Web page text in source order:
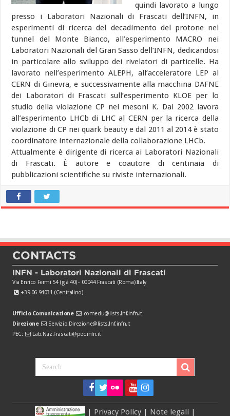
quindi lavorato a lungo
presso i Laboratori Nazionali di Frascati dell’INFN, in
esperimenti di ricerca del decadimento del protone nel
tunnel del Monte Bianco, all’esperimento MACRO nei
Laboratori Nazionali del Gran Sasso dell’INFN, dedicandosi
in particolare allo sviluppo dei rivelatori di particelle. Ha
lavorato nell’esperimento ALEPH, all’acceleratore LEP al
CERN di Ginevra, e successivamente alla macchina DAFNE
dei Laboratori di Frascati sull’esperimento KLOE per lo
studio della violazione CP nei mesoni K. Dal 2002 lavora
all’esperimento LHCb di LHC al CERN per la ricerca della
violazione di CP nei quark beauty e dal 2011 al 2014 è stato
coordinatore internazionale della collaborazione LHCb.
Attualmente è dirigente di ricerca ai Laboratori Nazionali
di Frascati. È autore e coautore di centinaia di
pubblicazioni scientifiche su riviste internazionali.
CONTACTS
INFN - Laboratori Nazionali di Frascati
Via Enrico Fermi 54 (già 40) - 00044 Frascati (Roma) Italy
+39 06 94031 (Centralino)
Ufficio Comunicazione
comedu@lists.lnf.infn.it
Direzione
Servizio.Direzione@lists.lnf.infn.it
PEC:
Lab.Naz.Frascati@pec.infn.it
| Privacy Policy| Note legali |